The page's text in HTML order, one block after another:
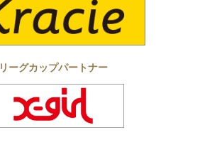
リーグカップパートナー